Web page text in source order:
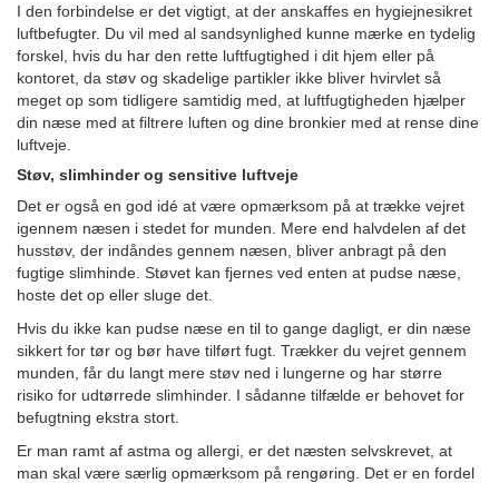
I den forbindelse er det vigtigt, at der anskaffes en hygiejnesikret
luftbefugter. Du vil med al sandsynlighed kunne mærke en tydelig
forskel, hvis du har den rette luftfugtighed i dit hjem eller på
kontoret, da støv og skadelige partikler ikke bliver hvirvlet så
meget op som tidligere samtidig med, at luftfugtigheden hjælper
din næse med at filtrere luften og dine bronkier med at rense dine
luftveje.
Støv, slimhinder og sensitive luftveje
Det er også en god idé at være opmærksom på at trække vejret
igennem næsen i stedet for munden. Mere end halvdelen af det
husstøv, der indåndes gennem næsen, bliver anbragt på den
fugtige slimhinde. Støvet kan fjernes ved enten at pudse næse,
hoste det op eller sluge det.
Hvis du ikke kan pudse næse en til to gange dagligt, er din næse
sikkert for tør og bør have tilført fugt. Trækker du vejret gennem
munden, får du langt mere støv ned i lungerne og har større
risiko for udtørrede slimhinder. I sådanne tilfælde er behovet for
befugtning ekstra stort.
Er man ramt af astma og allergi, er det næsten selvskrevet, at
man skal være særlig opmærksom på rengøring. Det er en fordel